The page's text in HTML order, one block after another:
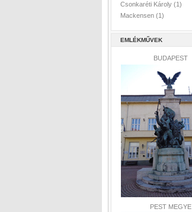
Csonkaréti Károly (1)
Mackensen (1)
EMLÉKMŰVEK
BUDAPEST
PEST MEGYE